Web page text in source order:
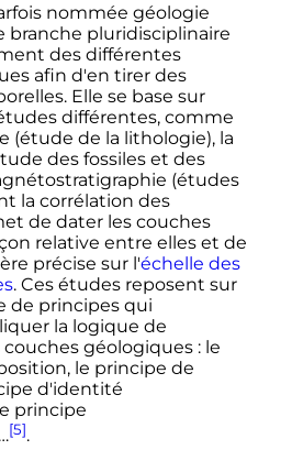
nommée géologie
branche pluridisciplinaire
des différentes
afin d'en tirer des
Elle se base sur
différentes, comme
(étude de la lithologie), la
des fossiles et des
(études
la corrélation des
de dater les couches
relative entre elles et de
précise sur l'échelle des
. Ces études reposent sur
de principes qui
la logique de
géologiques : le
le principe de
d'identité
principe
[5].